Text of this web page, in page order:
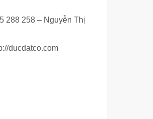
288 258 – Nguyễn Thị
ducdatco.com